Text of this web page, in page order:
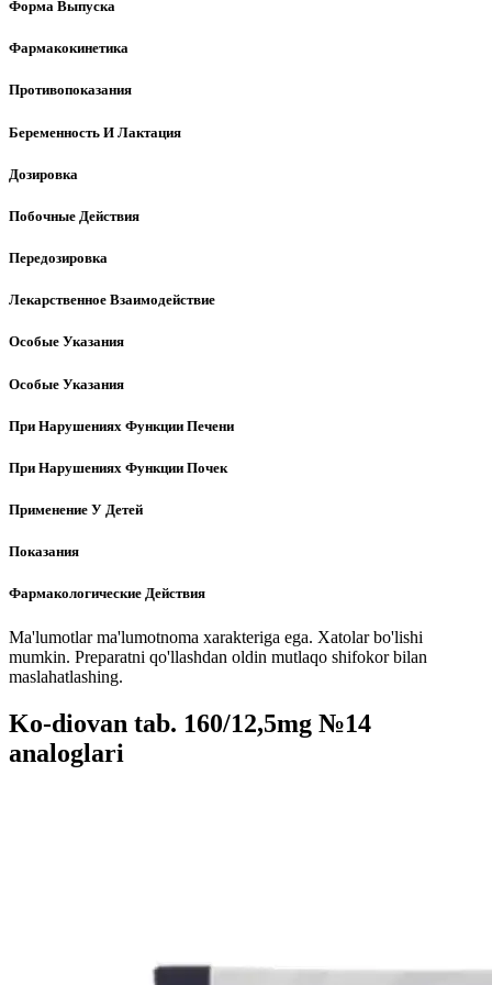
Форма Выпуска
Фармакокинетика
Противопоказания
Беременность И Лактация
Дозировка
Побочные Действия
Передозировка
Лекарственное Взаимодействие
Особые Указания
Особые Указания
При Нарушениях Функции Печени
При Нарушениях Функции Почек
Применение У Детей
Показания
Фармакологические Действия
Ma'lumotlar ma'lumotnoma xarakteriga ega. Xatolar bo'lishi
mumkin. Preparatni qo'llashdan oldin mutlaqo shifokor bilan
maslahatlashing.
Ko-diovan tab. 160/12,5mg №14
analoglari